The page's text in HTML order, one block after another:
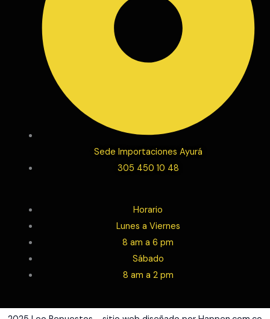
Sede Importaciones Ayurá
305 450 10 48
Horario
Lunes a Viernes
8 am a 6 pm
Sábado
8 am a 2 pm